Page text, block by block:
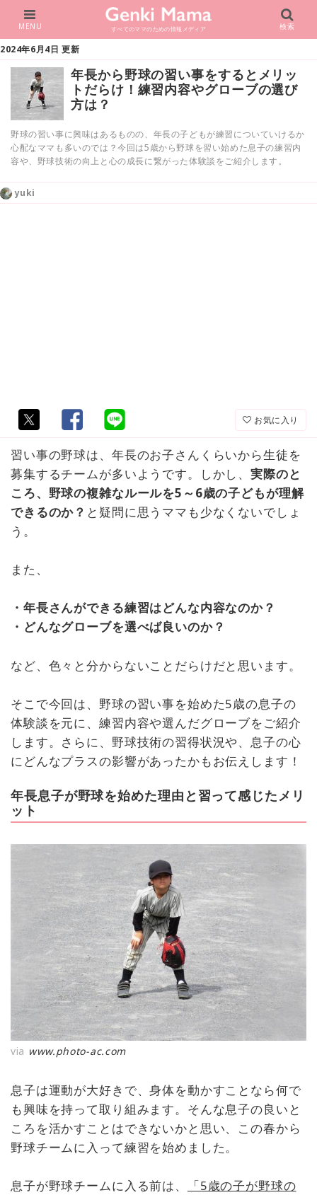
すべてのママのための情報メディア
MENU 検索
2024年6月4日 更新
年長から野球の習い事をするとメリッ
トだらけ！練習内容やグローブの選び
方は？
野球の習い事に興味はあるものの、年長の子どもが練習についていけるか
心配なママも多いのでは？今回は5歳から野球を習い始めた息子の練習内
容や、野球技術の向上と心の成長に繋がった体験談をご紹介します。
yuki
お気に入り
習い事の野球は、年長のお子さんくらいから生徒を
募集するチームが多いようです。しかし、実際のと
ころ、野球の複雑なルールを5～6歳の子どもが理解
できるのか？ と疑問に思うママも少なくないでしょ
う。
また、
・年長さんができる練習はどんな内容なのか？
・どんなグローブを選べば良いのか？
など、色々と分からないことだらけだと思います。
そこで今回は、野球の習い事を始めた5歳の息子の
体験談を元に、練習内容や選んだグローブをご紹介
します。さらに、野球技術の習得状況や、息子の心
にどんなプラスの影響があったかもお伝えします！
年長息子が野球を始めた理由と習って感じたメリ
ット
via www.photo-ac.com
息子は運動が大好きで、身体を動かすことなら何で
も興味を持って取り組みます。そんな息子の良いと
ころを活かすことはできないかと思い、この春から
野球チームに入って練習を始めました。
息子が野球チームに入る前は、
「5歳の子が野球の